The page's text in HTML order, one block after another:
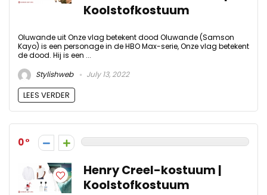
Koolstofkostuum
Oluwande uit Onze vlag betekent dood Oluwande (Samson
Kayo) is een personage in de HBO Max-serie, Onze vlag betekent
de dood. Hij is een ...
Stylishweb
July 13, 2022
LEES VERDER
0
Henry Creel-kostuum |
Koolstofkostuum